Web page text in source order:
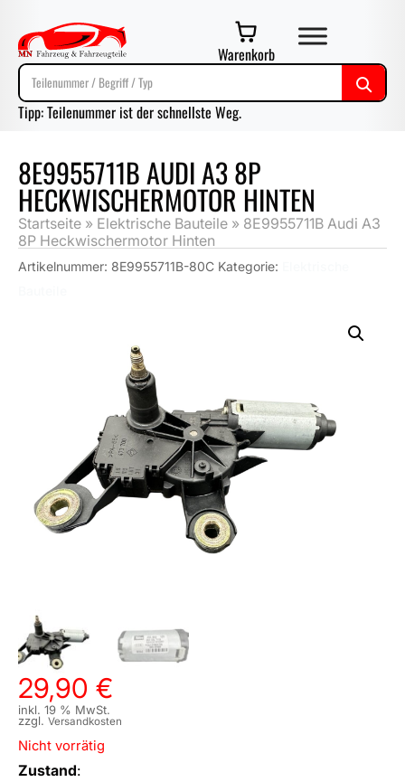
Warenkorb
Tipp: Teilenummer ist der schnellste Weg.
8E9955711B AUDI A3 8P
HECKWISCHERMOTOR HINTEN
Startseite » Elektrische Bauteile » 8E9955711B Audi A3
8P Heckwischermotor Hinten
Artikelnummer: 8E9955711B-80C Kategorie:
29,90 €
inkl. 19 % MwSt.
zzgl. Versandkosten
Nicht vorrätig
Zustand: